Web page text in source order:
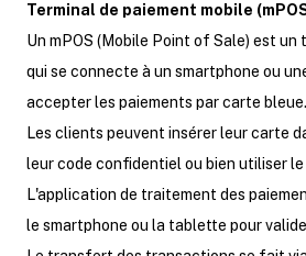
Terminal de paiement mobile
Un mPOS (Mobile Point of Sale) est un
qui se connecte à un smartphone ou
accepter les paiements par carte bleue.
Les clients peuvent insérer leur carte
leur code confidentiel ou bien utiliser
L'application de traitement des
le smartphone ou la tablette pour